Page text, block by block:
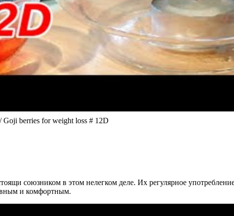
berries for weight loss # 12D
союзником в этом нелегком деле. Их регулярное
и комфортным.